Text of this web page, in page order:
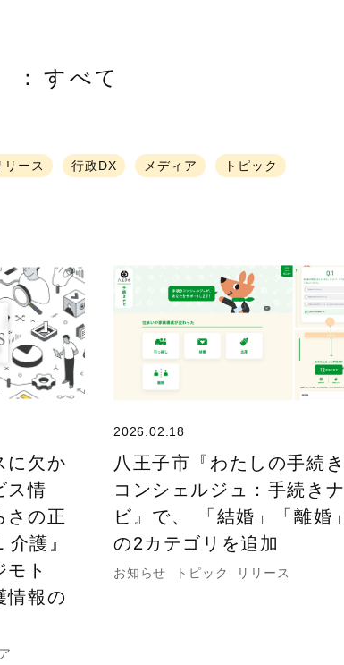
すべて
リース 行政DX メディア トピック
に欠か
ス情
さの正
護』
ト
情報の
2026.02.18
八王子市『わたしの手続き
コンシェルジュ：手続きナ
ビ』で、 「結婚」「離婚」
の2カテゴリを追加
お知らせ トピック リリース